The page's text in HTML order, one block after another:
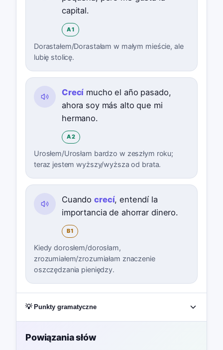
capital.
A1
Dorastałem/Dorastałam w małym mieście, ale
lubię stolicę.
Crecí mucho el año pasado,
ahora soy más alto que mi
hermano.
A2
Urosłem/Urosłam bardzo w zeszłym roku;
teraz jestem wyższy/wyższa od brata.
Cuandocrecí, entendí la
importancia de ahorrar dinero.
B1
Kiedy dorosłem/dorosłam,
zrozumiałem/zrozumiałam znaczenie
oszczędzania pieniędzy.
💡 Punkty gramatyczne
Powiązania słów